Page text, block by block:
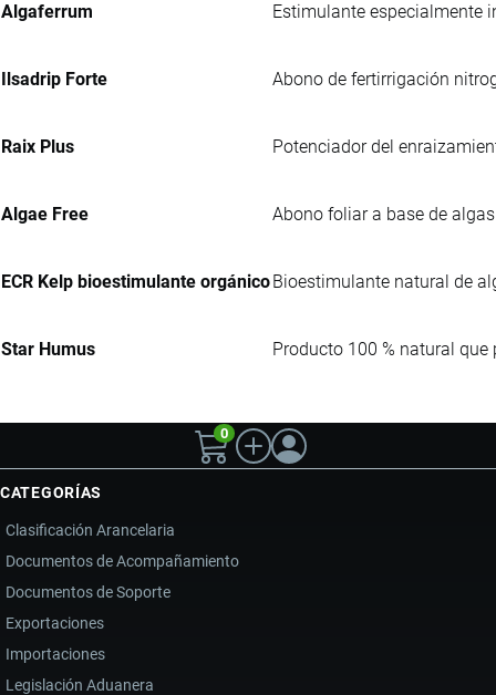
Algaferrum Estimulante especialmente
Ilsadrip Forte Abono de fertirrigación
Raix Plus Potenciador del
Algae Free Abono foliar a base de
ECR Kelp bioestimulante orgánicoBioestimulante natural de
Star Humus Producto 100 % natural
0
CATEGORÍAS
Clasificación Arancelaria
Documentos de Acompañamiento
Documentos de Soporte
Exportaciones
Importaciones
Legislación Aduanera